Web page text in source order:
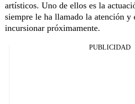
artísticos. Uno de ellos es la
siempre le ha llamado la atención y
incursionar próximamente.
PUBLICIDAD